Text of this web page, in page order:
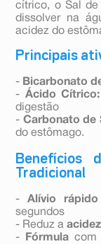
cítrico, o Sal de
dissolver na
acidez do
Principais
- Bicarbonato
- Ácido Cítrico:
digestão
- Carbonato de
do estômago.
Benefícios
Tradicional
-Alívio rápido
segundos
- Reduz a
-
Fórmula com